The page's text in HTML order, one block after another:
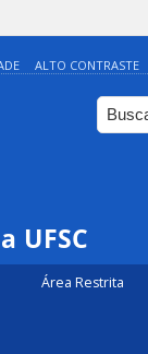
ALTO CONTRASTE
UFSC
Área Restrita